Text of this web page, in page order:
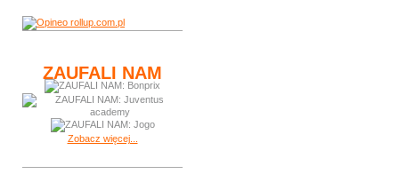
ZAUFALI NAM
Zobacz więcej...